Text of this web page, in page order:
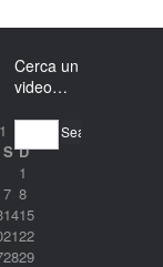
S D
1
7 8
1415
2122
2829
Cerca un
video…